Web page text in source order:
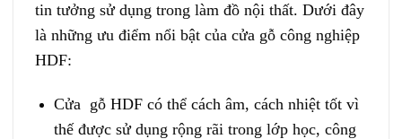
tin tưởng sử dụng trong làm đồ nội thất. Dưới đây
là những ưu điểm nổi bật của cửa gỗ công nghiệp
HDF:
Cửa gỗ HDF có thể cách âm, cách nhiệt tốt vì
thế được sử dụng rộng rãi trong lớp học, công